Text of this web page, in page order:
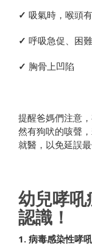
✓ 吸氣時，喉頭
✓ 呼吸急促、困難
✓ 胸骨上凹陷
提醒爸媽們注意
然有狗吠的咳聲
就醫，以免延誤最
幼兒哮
認識！
1. 病毒感染性哮吼